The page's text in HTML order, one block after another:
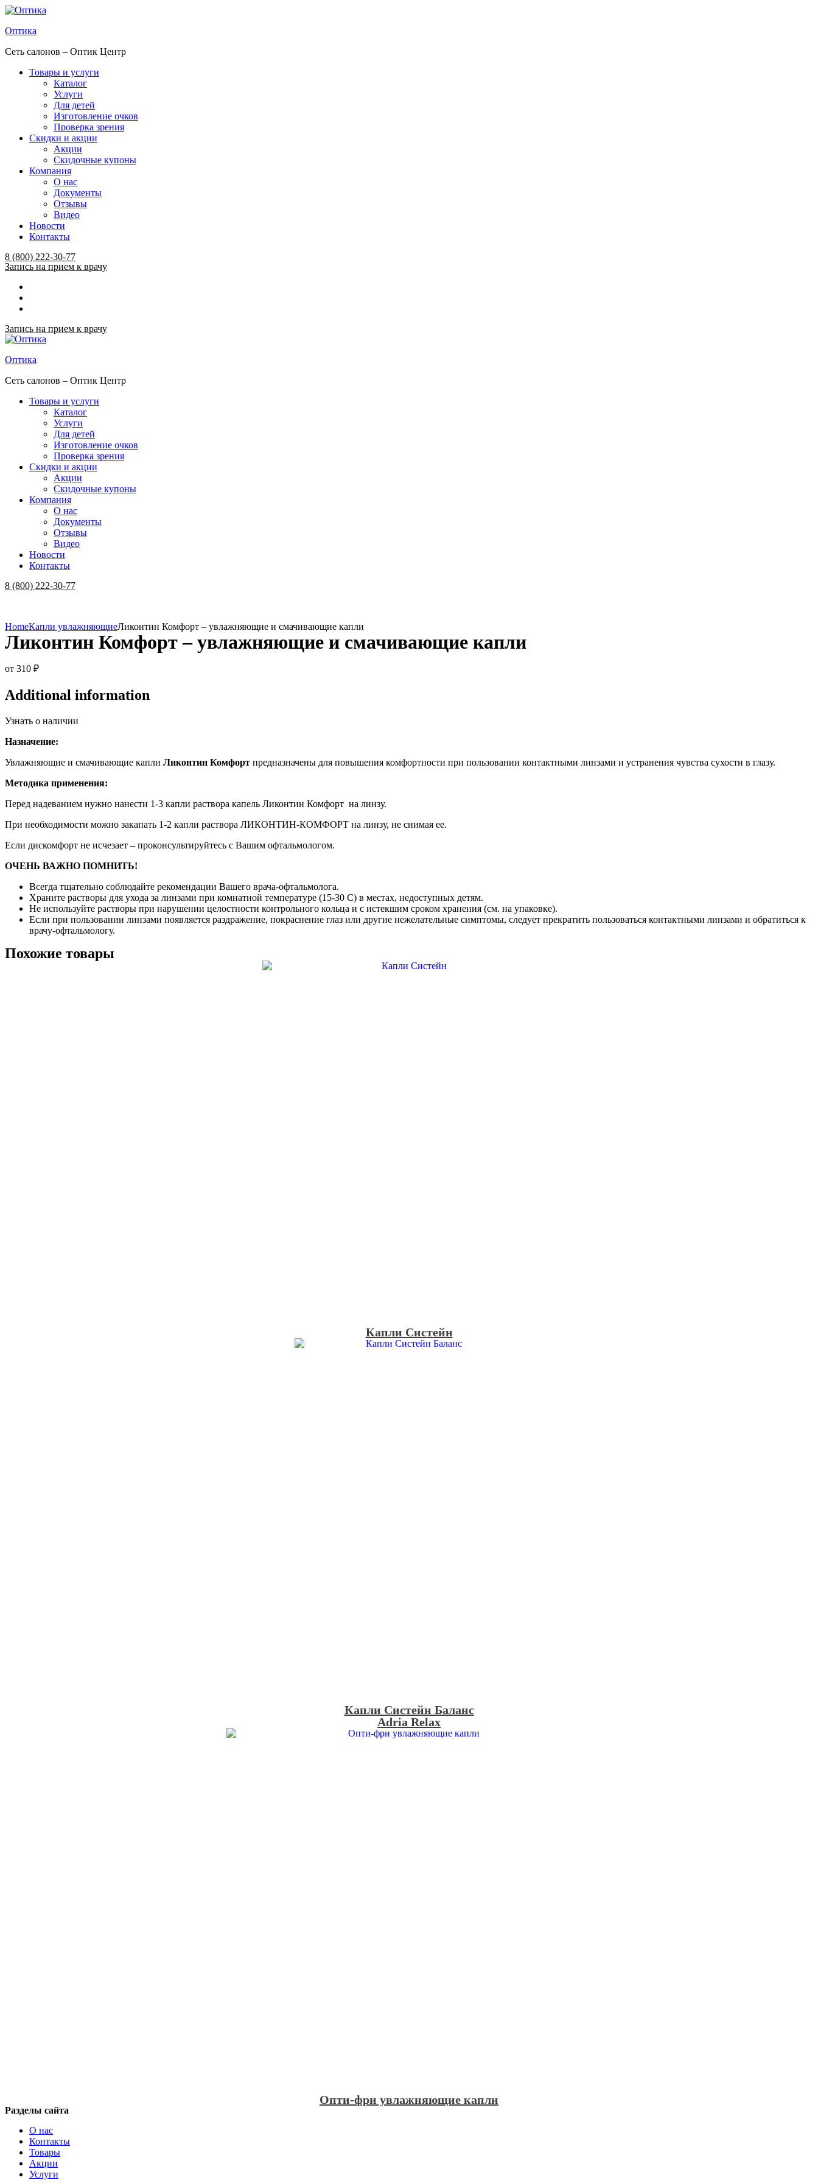
Оптика
Сеть салонов – Оптик Центр
Товары и услуги
Каталог
Услуги
Для детей
Изготовление очков
Проверка зрения
Скидки и акции
Акции
Скидочные купоны
Компания
О нас
Документы
Отзывы
Видео
Новости
Контакты
Menu
8 (800) 222-30-77
Запись на прием к врачу
Запись на прием к врачу
Оптика
Сеть салонов – Оптик Центр
Товары и услуги
Каталог
Услуги
Для детей
Изготовление очков
Проверка зрения
Скидки и акции
Акции
Скидочные купоны
Компания
О нас
Документы
Отзывы
Видео
Новости
Контакты
Menu
8 (800) 222-30-77
HomeКапли увлажняющиеЛиконтин Комфорт – увлажняющие и смачивающие капли
Ликонтин Комфорт – увлажняющие и смачивающие капли
от 310 ₽
Additional information
Узнать о наличии
Назначение:
Увлажняющие и смачивающие капли Ликонтин Комфорт предназначены для повышения комфортности при пользовании контактными линзами и устранения чувства сухости в глазу.
Методика применения:
Перед надеванием нужно нанести 1-3 капли раствора капель Ликонтин Комфорт на линзу.
При необходимости можно закапать 1-2 капли раствора ЛИКОНТИН-КОМФОРТ на линзу, не снимая ее.
Если дискомфорт не исчезает – проконсультируйтесь с Вашим офтальмологом.
ОЧЕНЬ ВАЖНО ПОМНИТЬ!
Всегда тщательно соблюдайте рекомендации Вашего врача-офтальмолога.
Храните растворы для ухода за линзами при комнатной температуре (15-30 С) в местах, недоступных детям.
Не используйте растворы при нарушении целостности контрольного кольца и с истекшим сроком хранения (см. на упаковке).
Если при пользовании линзами появляется раздражение, покраснение глаз или другие нежелательные симптомы, следует прекратить пользоваться контактными линзами и обратиться к
врачу-офтальмологу.
Похожие товары
Капли Систейн
Капли Систейн Баланс
Adria Relax
Опти-фри увлажняющие капли
Разделы сайта
О нас
Контакты
Товары
Акции
Услуги